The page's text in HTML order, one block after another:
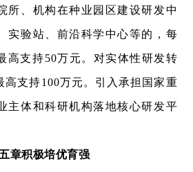
所、机构在种业园区建设研发中
实验站、前沿科学中心等的，每
高支持50万元。对实体性研发转
高支持100万元。引入承担国家重
主体和科研机构落地核心研发平
章积极培优育强